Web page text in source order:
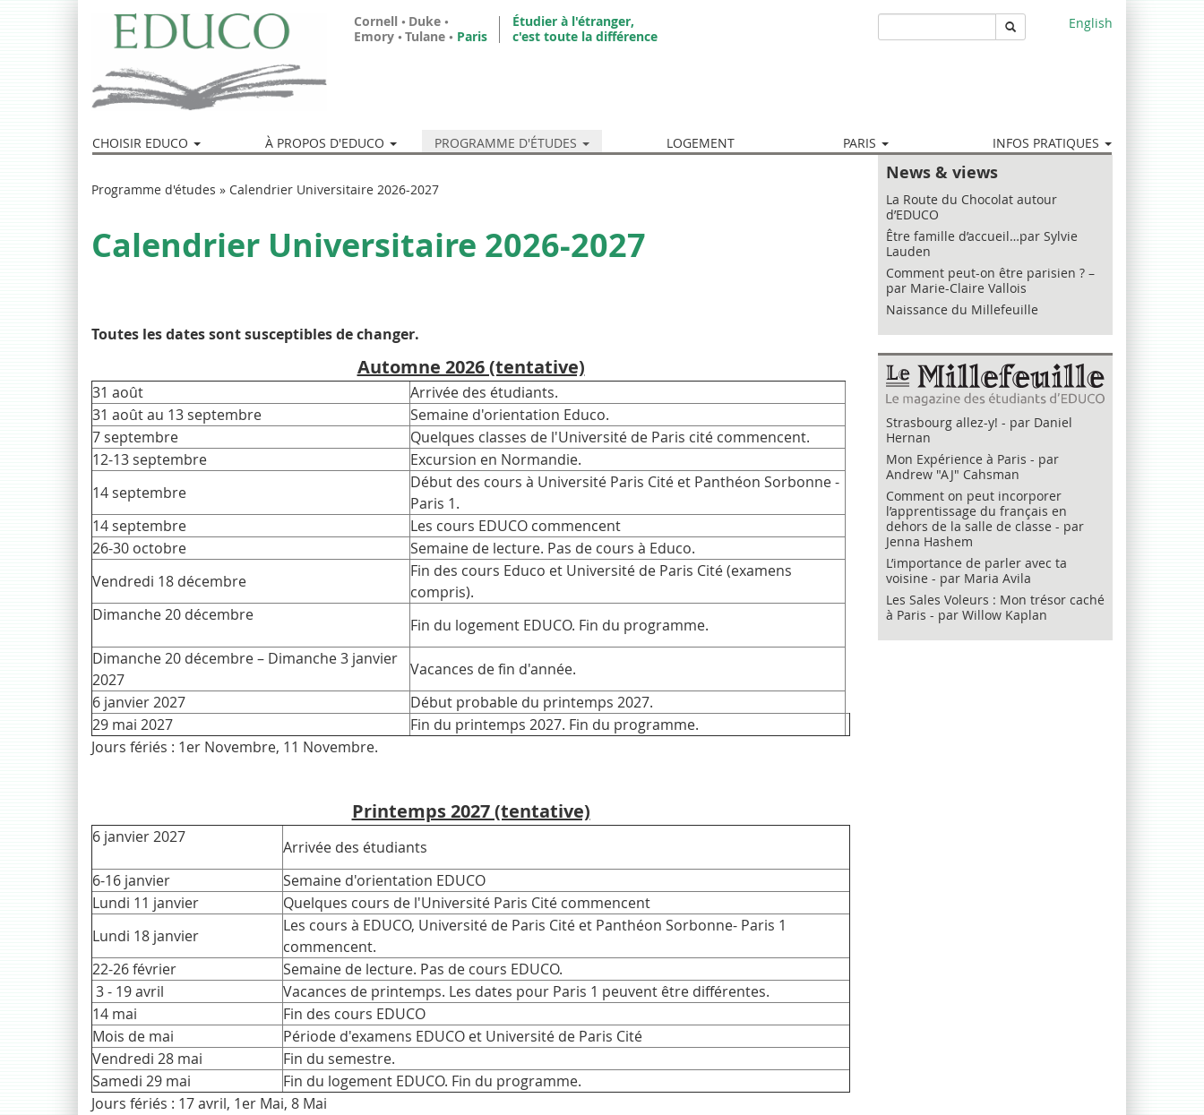
English
Cornell • Duke •
Emory• Tulane • Paris
Étudier à l'étranger,
c'est toute la différence
CHOISIR EDUCO À PROPOS D'EDUCO PROGRAMME D'ÉTUDES LOGEMENT PARIS INFOS PRATIQUES
Vous
ici
Programme d'études » Calendrier Universitaire 2026-2027
Calendrier Universitaire 2026-2027
Toutes les dates sont susceptibles de changer.
Automne 2026 (tentative)
31 août
Arrivée des étudiants.
31 août au 13 septembre
Semaine d'orientation Educo.
7 septembre
Quelques classes de l'Université de Paris cité commencent.
12-13 septembre
Excursion en Normandie.
14 septembre
Début des cours à Université Paris Cité et Panthéon Sorbonne -
Paris 1.
14 septembre
Les cours EDUCO commencent
26-30 octobre
Semaine de lecture. Pas de cours à Educo.
Vendredi 18 décembre
Fin des cours Educo et Université de Paris Cité (examens
compris).
Dimanche 20 décembre
Fin du logement EDUCO. Fin du programme.
Dimanche 20 décembre – Dimanche 3 janvier
2027
Vacances de fin d'année.
6 janvier 2027
Début probable du printemps 2027.
29 mai 2027
Fin du printemps 2027. Fin du programme.
Jours fériés : 1er Novembre, 11 Novembre.
Printemps 2027 (tentative)
6 janvier 2027
Arrivée des étudiants
6-16 janvier
Semaine d'orientation EDUCO
Lundi 11 janvier
Quelques cours de l'Université Paris Cité commencent
Lundi 18 janvier
Les cours à EDUCO, Université de Paris Cité et Panthéon Sorbonne- Paris 1
commencent.
22-26 février
Semaine de lecture. Pas de cours EDUCO.
3 - 19 avril
Vacances de printemps. Les dates pour Paris 1 peuvent être différentes.
14 mai
Fin des cours EDUCO
Mois de mai
Période d'examens EDUCO et Université de Paris Cité
Vendredi 28 mai
Fin du semestre.
Samedi 29 mai
Fin du logement EDUCO. Fin du programme.
Jours fériés : 17 avril, 1er Mai, 8 Mai
News & views
La Route du Chocolat autour
d’EDUCO
Être famille d’accueil…par Sylvie
Lauden
Comment peut-on être parisien ? –
par Marie-Claire Vallois
Naissance du Millefeuille
Strasbourg allez-y! - par Daniel
Hernan
Mon Expérience à Paris - par
Andrew "AJ" Cahsman
Comment on peut incorporer
l’apprentissage du français en
dehors de la salle de classe - par
Jenna Hashem
L’importance de parler avec ta
voisine - par Maria Avila
Les Sales Voleurs : Mon trésor caché
à Paris - par Willow Kaplan